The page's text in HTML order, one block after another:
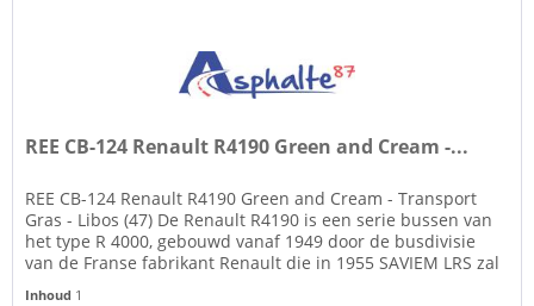
REE CB-124 Renault R4190 Green and Cream -...
REE CB-124 Renault R4190 Green and Cream - Transport
Gras - Libos (47) De Renault R4190 is een serie bussen van
het type R 4000, gebouwd vanaf 1949 door de busdivisie
van de Franse fabrikant Renault die in 1955 SAVIEM LRS zal
Inhoud 1